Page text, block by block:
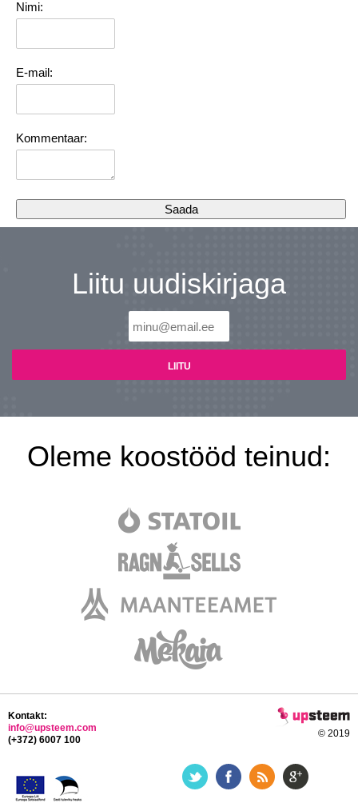
Nimi:
E-mail:
Kommentaar:
Liitu uudiskirjaga
Oleme koostööd teinud:
© 2019
Kontakt:
info@upsteem.com
(+372) 6007 100